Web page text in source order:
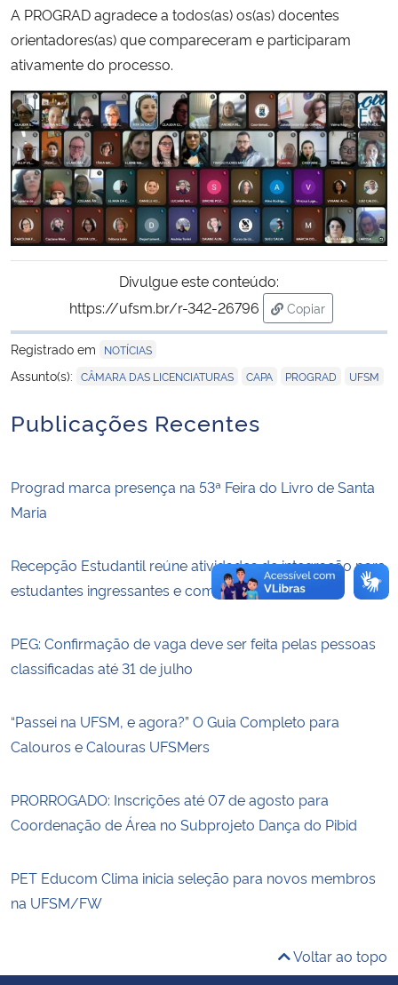
Banco Central do Brasil
A PROGRAD agradece a todos(as) os(as) docentes
orientadores(as) que compareceram e participaram
ativamente do processo.
Divulgue este conteúdo:
https://ufsm.br/r-342-26796
Copiar
para área de
Registrado em
NOTÍCIAS
Assunto(s): CÂMARA DAS LICENCIATURAS CAPA PROGRAD UFSM
Publicações Recentes
Prograd marca presença na 53ª Feira do Livro de Santa
Maria
Recepção Estudantil reúne atividades de integração para
estudantes ingressantes e comunidade acadêmica
PEG: Confirmação de vaga deve ser feita pelas pessoas
classificadas até 31 de julho
“Passei na UFSM, e agora?” O Guia Completo para
Calouros e Calouras UFSMers
PRORROGADO: Inscrições até 07 de agosto para
Coordenação de Área no Subprojeto Dança do Pibid
PET Educom Clima inicia seleção para novos membros
na UFSM/FW
Voltar ao topo